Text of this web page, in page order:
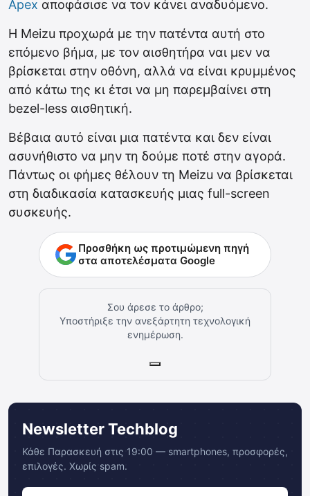
Apex αποφάσισε να τον κάνει αναδυόμενο.
Η Meizu προχωρά με την πατέντα αυτή στο
επόμενο βήμα, με τον αισθητήρα ναι μεν να
βρίσκεται στην οθόνη, αλλά να είναι κρυμμένος
από κάτω της κι έτσι να μη παρεμβαίνει στη
bezel-less αισθητική.
Βέβαια αυτό είναι μια πατέντα και δεν είναι
ασυνήθιστο να μην τη δούμε ποτέ στην αγορά.
Πάντως οι φήμες θέλουν τη Meizu να βρίσκεται
στη διαδικασία κατασκευής μιας full-screen
συσκευής.
Προσθήκη ως προτιμώμενη πηγή
στα αποτελέσματα Google
Σου άρεσε το άρθρο;
Υποστήριξε την ανεξάρτητη τεχνολογική
ενημέρωση.
Newsletter Techblog
Κάθε Παρασκευή στις 19:00 — smartphones, προσφορές,
επιλογές. Χωρίς spam.